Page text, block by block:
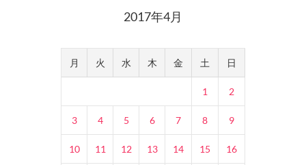
2017年4月
月 火 水 木 金 土 日
1 2
3 4 5 6 7 8 9
10 11 12 13 14 15 16